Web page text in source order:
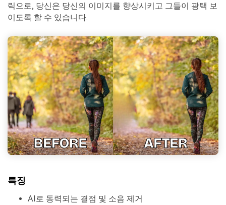
릭으로, 당신은 당신의 이미지를 향상시키고 그들이 광택 보
이도록 할 수 있습니다.
특징
AI로 동력되는 결점 및 소음 제거